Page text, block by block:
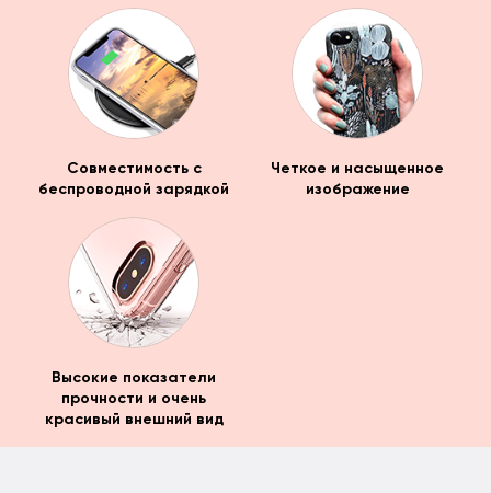
Совместимость с
беспроводной зарядкой
Четкое и насыщенное
изображение
Высокие показатели
прочности и очень
красивый внешний вид